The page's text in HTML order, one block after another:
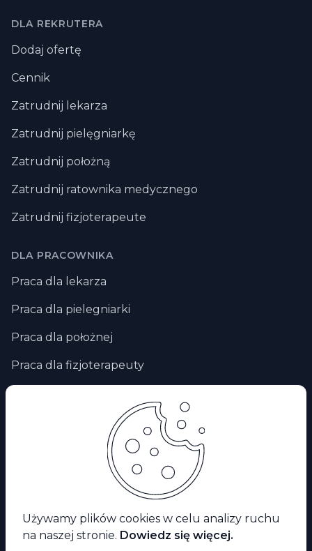
Używamy plików cookies w celu analizy ruchu
na naszej stronie. Dowiedz się więcej.
DLA REKRUTERA
Dodaj ofertę
Cennik
Zatrudnij lekarza
Zatrudnij pielęgniarkę
Zatrudnij położną
Zatrudnij ratownika medycznego
Zatrudnij fizjoterapeute
DLA PRACOWNIKA
Praca dla lekarza
Praca dla pielegniarki
Praca dla położnej
Praca dla fizjoterapeuty
Praca dla ratownika medycznego